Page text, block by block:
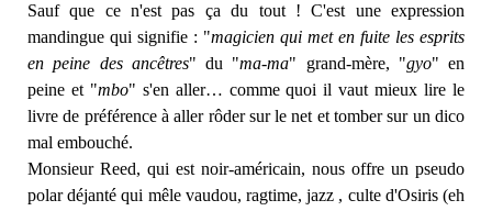
Sauf que ce n'est pas ça du tout ! C'est une expression
mandingue qui signifie : "magicien qui met en fuite les esprits
en peine des ancêtres" du "ma-ma" grand-mère, "gyo" en
peine et "mbo" s'en aller… comme quoi il vaut mieux lire le
livre de préférence à aller rôder sur le net et tomber sur un dico
mal embouché.
Monsieur Reed, qui est noir-américain, nous offre un pseudo
polar déjanté qui mêle vaudou, ragtime, jazz , culte d'Osiris (eh